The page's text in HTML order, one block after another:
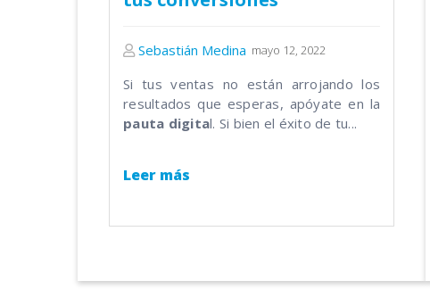
Sebastián Medina mayo 12, 2022
Si tus ventas no están arrojando los
resultados que esperas, apóyate en la
pauta digital. Si bien el éxito de tu...
Leer más